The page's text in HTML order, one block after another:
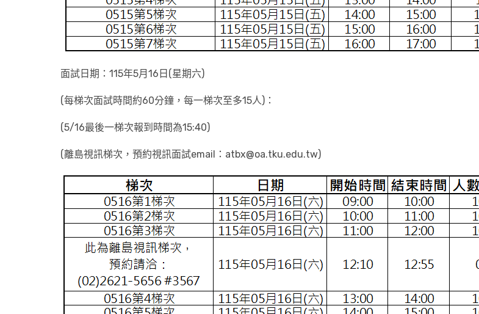
面試日期：115年5月16日(星期六)
(每梯次面試時間約60分鐘，每一梯次至多15人)：
(5/16最後一梯次報到時間為15:40)
(離島視訊梯次，預約視訊面試email：atbx@oa.tku.edu.tw)